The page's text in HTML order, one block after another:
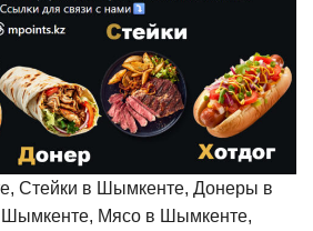
Стейки в Шымкенте, Донеры в
Мясо в Шымкенте,